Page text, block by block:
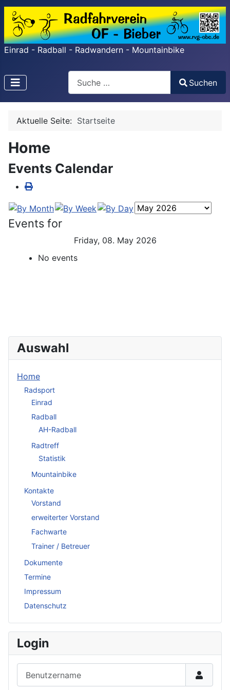
Einrad - Radball - Radwandern - Mountainbike
Search
Type 2 or more characters for results.
Suchen
Aktuelle Seite: Startseite
Home
Events Calendar
Events for
Friday, 08. May 2026
No events
Auswahl
Home
Radsport
Einrad
Radball
AH-Radball
Radtreff
Statistik
Mountainbike
Kontakte
Vorstand
erweiterter Vorstand
Fachwarte
Trainer / Betreuer
Dokumente
Termine
Impressum
Datenschutz
Login